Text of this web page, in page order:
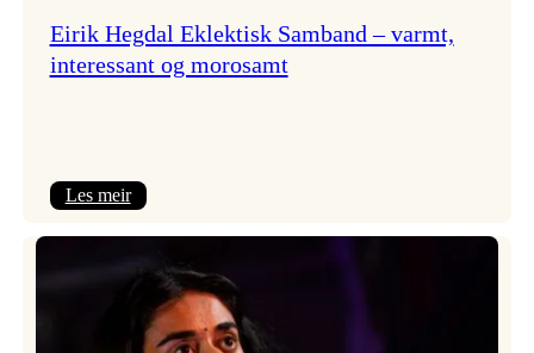
Eirik Hegdal Eklektisk Samband – varmt,
interessant og morosamt
Les meir:
Eklektisk
Samband